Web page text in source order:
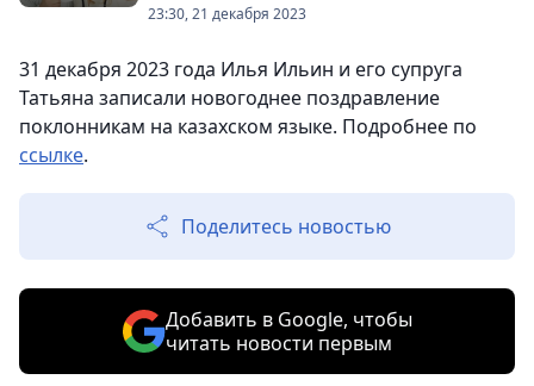
23:30, 21 декабря 2023
31 декабря 2023 года Илья Ильин и его супруга
Татьяна записали новогоднее поздравление
поклонникам на казахском языке. Подробнее по
ссылке.
Поделитесь новостью
Добавить в Google, чтобы
читать новости первым